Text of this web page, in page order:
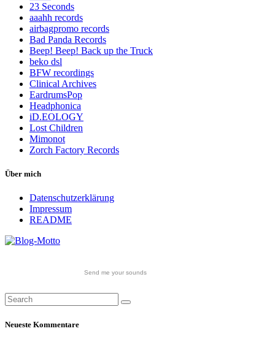
23 Seconds
aaahh records
airbagpromo records
Bad Panda Records
Beep! Beep! Back up the Truck
beko dsl
BFW recordings
Clinical Archives
EardrumsPop
Headphonica
iD.EOLOGY
Lost Children
Mimonot
Zorch Factory Records
Über mich
Datenschutzerklärung
Impressum
README
Send me your sounds
Neueste Kommentare